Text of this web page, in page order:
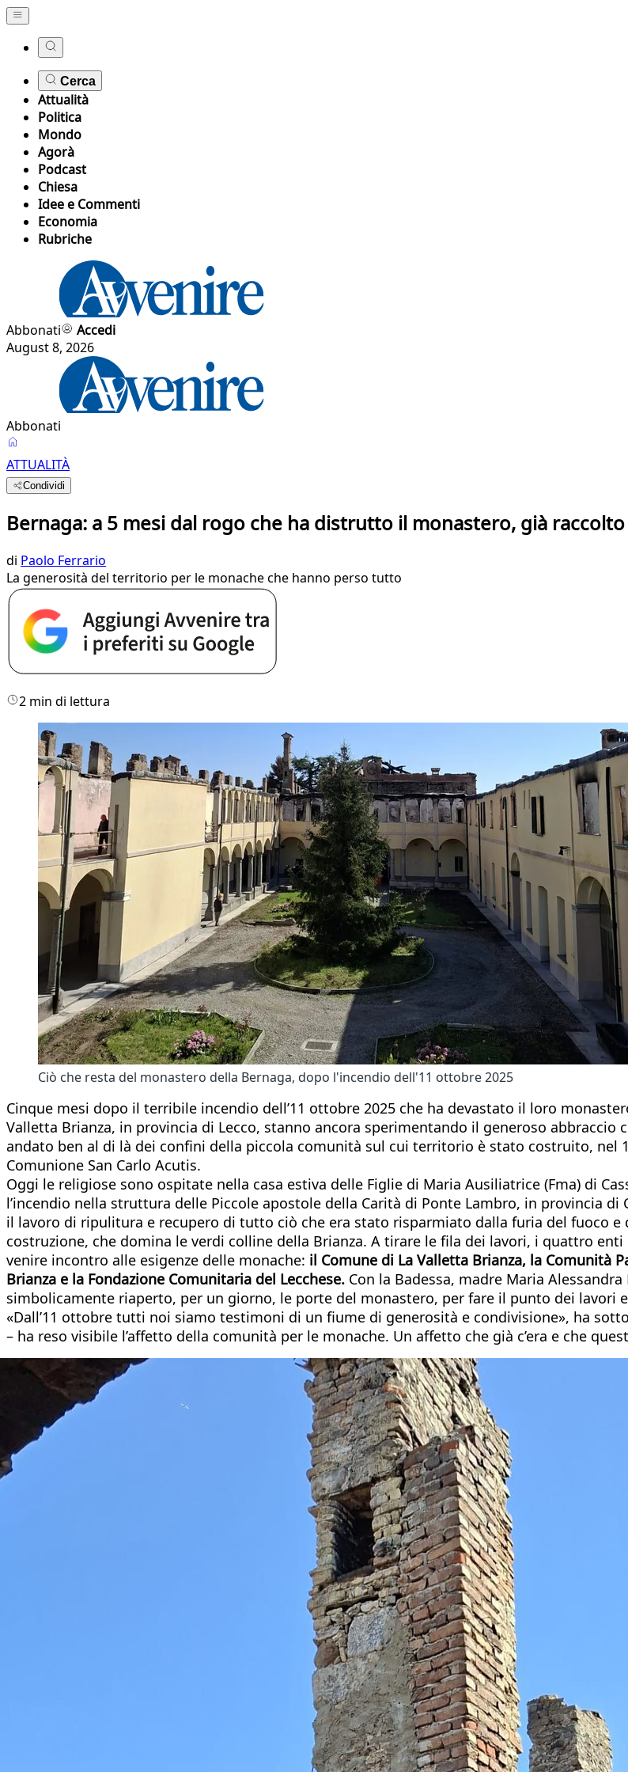
Cerca
Attualità
Politica
Mondo
Agorà
Podcast
Chiesa
Idee e Commenti
Economia
Rubriche
Abbonati
Accedi
August 8, 2026
Abbonati
ATTUALITÀ
Condividi
Bernaga: a 5 mesi dal rogo che ha distrutto il monastero, già
di Paolo Ferrario
La generosità del territorio per le monache che hanno perso tutto
2 min di lettura
Ciò che resta del monastero della Bernaga, dopo l'incendio dell'11 ottobre 2025
Cinque mesi dopo il terribile incendio dell’11 ottobre 2025 che ha devastato il loro
Valletta Brianza, in provincia di Lecco, stanno ancora sperimentando il generoso
andato ben al di là dei confini della piccola comunità sul cui territorio è stato costruito, nel
Comunione San Carlo Acutis.
Oggi le religiose sono ospitate nella casa estiva delle Figlie di Maria Ausiliatrice (Fma) di
l’incendio nella struttura delle Piccole apostole della Carità di Ponte Lambro, in provincia
il lavoro di ripulitura e recupero di tutto ciò che era stato risparmiato dalla furia del fuoco e
costruzione, che domina le verdi colline della Brianza. A tirare le fila dei lavori, i quattro
venire incontro alle esigenze delle monache: il Comune di La Valletta Brianza, la Comunità
Brianza e la Fondazione Comunitaria del Lecchese. Con la Badessa, madre Maria
simbolicamente riaperto, per un giorno, le porte del monastero, per fare il punto dei lavori
«Dall’11 ottobre tutti noi siamo testimoni di un fiume di generosità e condivisione», ha
– ha reso visibile l’affetto della comunità per le monache. Un affetto che già c’era e che